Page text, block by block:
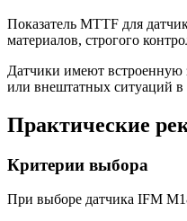
Показатель MTTF для
материалов, строгого
Датчики имеют встроенную
или внештатных ситуаций в
Практические
Критерии выбора
При выборе датчика IFM